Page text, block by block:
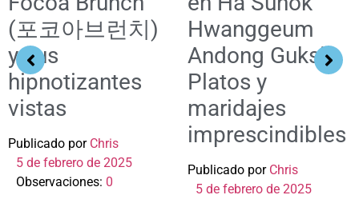
(포코아브런치)
y sus
hipnotizantes
vistas
Publicado por Chris
5 de febrero de 2025
Observaciones: 0
Hwanggeum
Andong Guksi:
Platos y
maridajes
imprescindibles
Publicado por Chris
5 de febrero de 2025